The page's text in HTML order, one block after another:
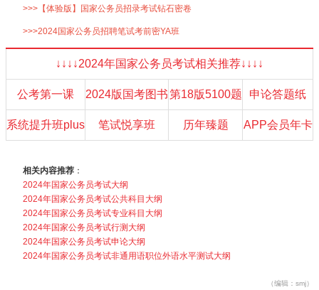
>>>【体验版】国家公务员招录考试钻石密卷
>>>2024国家公务员招聘笔试考前密YA班
↓↓↓↓2024年国家公务员考试相关推荐↓↓↓↓
公考第一课 2024版国考图书第18版5100题 申论答题纸
系统提升班plus 笔试悦享班 历年臻题 APP会员年卡
相关内容推荐 ：
2024年国家公务员考试大纲
2024年国家公务员考试公共科目大纲
2024年国家公务员考试专业科目大纲
2024年国家公务员考试行测大纲
2024年国家公务员考试申论大纲
2024年国家公务员考试非通用语职位外语水平测试大纲
（编辑：smj）